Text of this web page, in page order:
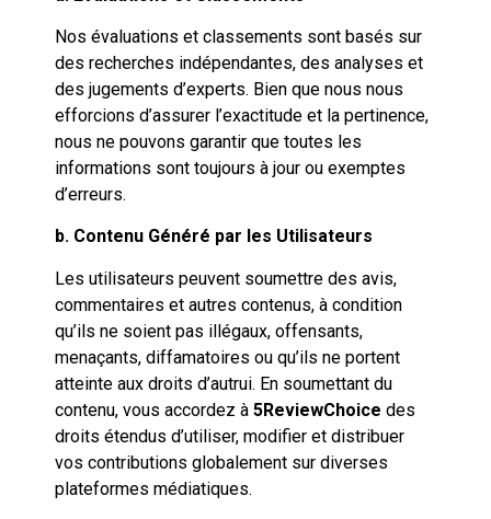
Nos évaluations et classements sont basés sur
des recherches indépendantes, des analyses et
des jugements d’experts. Bien que nous nous
efforcions d’assurer l’exactitude et la pertinence,
nous ne pouvons garantir que toutes les
informations sont toujours à jour ou exemptes
d’erreurs.
b. Contenu Généré par les Utilisateurs
Les utilisateurs peuvent soumettre des avis,
commentaires et autres contenus, à condition
qu’ils ne soient pas illégaux, offensants,
menaçants, diffamatoires ou qu’ils ne portent
atteinte aux droits d’autrui. En soumettant du
contenu, vous accordez à 5ReviewChoice des
droits étendus d’utiliser, modifier et distribuer
vos contributions globalement sur diverses
plateformes médiatiques.